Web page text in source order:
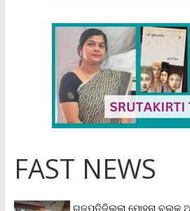
FAST NEWS
ଗଜପତିଜିଲ୍ଲା ମୋହନା ବ୍ଲକ୍‌